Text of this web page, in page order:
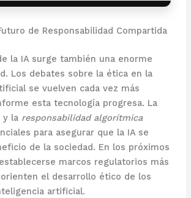
de Responsabilidad Compartida
la IA surge también una enorme
Los debates sobre la ética en la
se vuelven cada vez más
esta tecnología progresa. La
y la responsabilidad algorítmica
para asegurar que la IA se
de la sociedad. En los próximos
marcos regulatorios más
el desarrollo ético de los
artificial.